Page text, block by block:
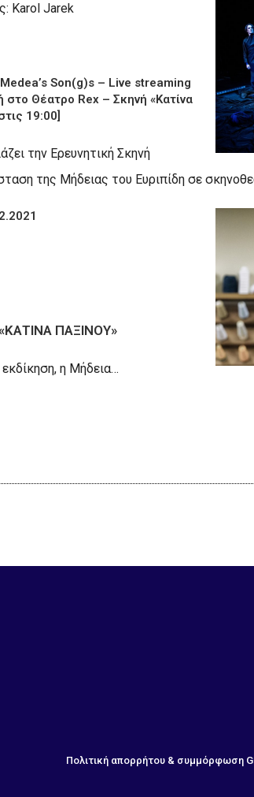
Karol Jarek
Son(g)s – Live streaming
στο Θέατρο Rex – Σκηνή «Κατίνα
19:00]
την Ερευνητική Σκηνή
της Μήδειας του Ευριπίδη σε
ΠΑΞΙΝΟΥ»
η Μήδεια…
Πολιτική απορρήτου & συμμόρφωση